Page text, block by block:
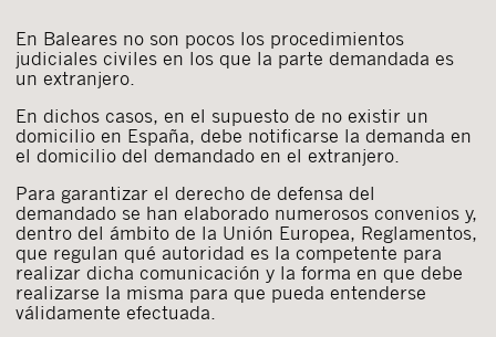
En Baleares no son pocos los procedimientos
judiciales civiles en los que la parte demandada es
un extranjero.
En dichos casos, en el supuesto de no existir un
domicilio en España, debe notificarse la demanda en
el domicilio del demandado en el extranjero.
Para garantizar el derecho de defensa del
demandado se han elaborado numerosos convenios y,
dentro del ámbito de la Unión Europea, Reglamentos,
que regulan qué autoridad es la competente para
realizar dicha comunicación y la forma en que debe
realizarse la misma para que pueda entenderse
válidamente efectuada.